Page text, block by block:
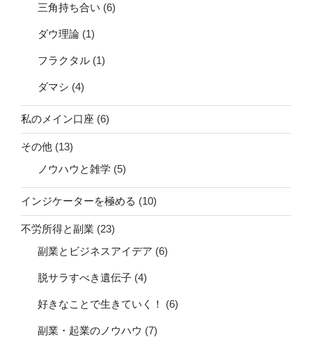
三角持ち合い (6)
ダウ理論 (1)
フラクタル (1)
ダマシ (4)
私のメイン口座 (6)
その他 (13)
ノウハウと雑学 (5)
インジケーターを極める (10)
不労所得と副業 (23)
副業とビジネスアイデア (6)
脱サラすべき遺伝子 (4)
好きなことで生きていく！ (6)
副業・起業のノウハウ (7)